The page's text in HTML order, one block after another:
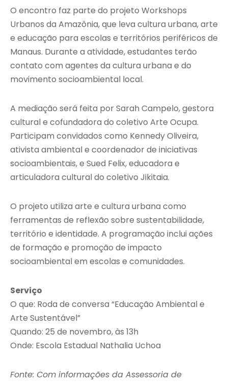
O encontro faz parte do projeto Workshops
Urbanos da Amazônia, que leva cultura urbana, arte
e educação para escolas e territórios periféricos de
Manaus. Durante a atividade, estudantes terão
contato com agentes da cultura urbana e do
movimento socioambiental local.
A mediação será feita por Sarah Campelo, gestora
cultural e cofundadora do coletivo Arte Ocupa.
Participam convidados como Kennedy Oliveira,
ativista ambiental e coordenador de iniciativas
socioambientais, e Sued Felix, educadora e
articuladora cultural do coletivo Jikitaia.
O projeto utiliza arte e cultura urbana como
ferramentas de reflexão sobre sustentabilidade,
território e identidade. A programação inclui ações
de formação e promoção de impacto
socioambiental em escolas e comunidades.
Serviço
O que: Roda de conversa “Educação Ambiental e
Arte Sustentável”
Quando: 25 de novembro, às 13h
Onde: Escola Estadual Nathalia Uchoa
Fonte: Com informações da Assessoria de